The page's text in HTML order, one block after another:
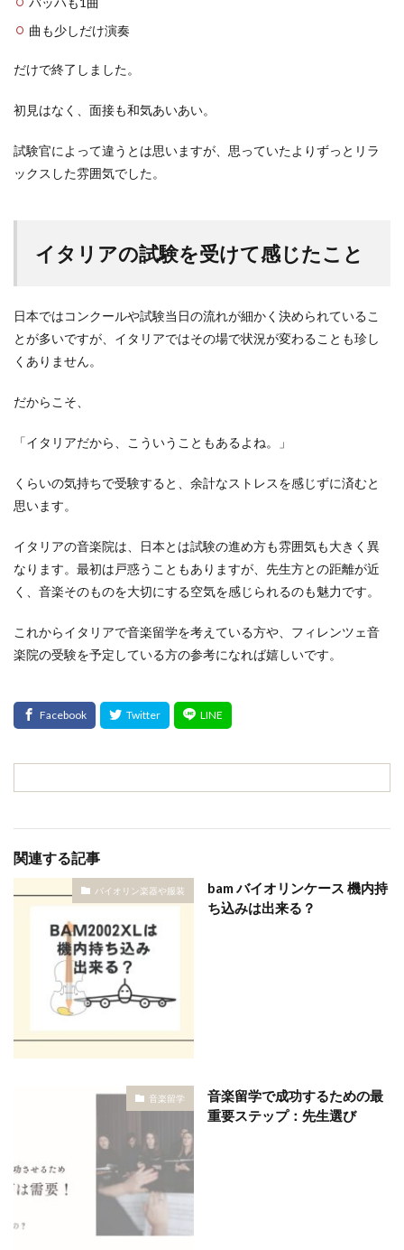
曲も少しだけ演奏
だけで終了しました。
初見はなく、面接も和気あいあい。
試験官によって違うとは思いますが、思っていたよりずっとリラ
ックスした雰囲気でした。
イタリアの試験を受けて感じたこと
日本ではコンクールや試験当日の流れが細かく決められているこ
とが多いですが、イタリアではその場で状況が変わることも珍し
くありません。
だからこそ、
「イタリアだから、こういうこともあるよね。」
くらいの気持ちで受験すると、余計なストレスを感じずに済むと
思います。
イタリアの音楽院は、日本とは試験の進め方も雰囲気も大きく異
なります。最初は戸惑うこともありますが、先生方との距離が近
く、音楽そのものを大切にする空気を感じられるのも魅力です。
これからイタリアで音楽留学を考えている方や、フィレンツェ音
楽院の受験を予定している方の参考になれば嬉しいです。
関連する記事
バイオリン楽器や服装
bam バイオリンケース 機内持
ち込みは出来る？
音楽留学
音楽留学で成功するための最
重要ステップ：先生選び